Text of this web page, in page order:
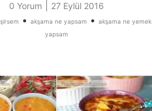
0 Yorum 27 Eylül 2016
• akşama ne yapsam • akşama ne yemek
yapsam